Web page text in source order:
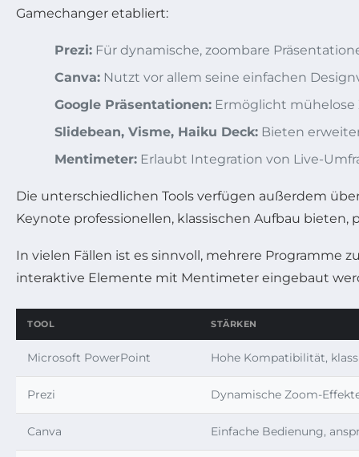
Gamechanger etabliert:
Prezi: Für dynamische, zoombare
Canva: Nutzt vor allem seine einfachen
Google Präsentationen: Ermöglicht mühelose
Slidebean, Visme, Haiku Deck: Bieten
Mentimeter: Erlaubt Integration von Live-
Die unterschiedlichen Tools verfügen außerdem
Keynote professionellen, klassischen Aufbau
In vielen Fällen ist es sinnvoll, mehrere Programme
interaktive Elemente mit Mentimeter eingebaut
TOOL STÄRKEN
Microsoft PowerPoint Hohe Kompatibilität,
Prezi Dynamische Zoom-
Canva Einfache Bedienung,